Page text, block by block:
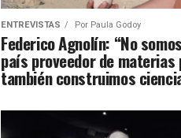
ENTREVISTAS Por Paula Godoy
Federico Agnolín: “No
país proveedor de materias
también construimos